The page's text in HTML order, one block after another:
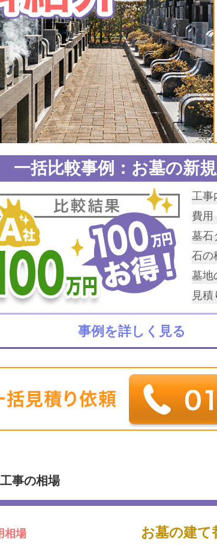
一括比較事例：お墓の新
工事
費用
墓石
石の
墓地
見積
事例を詳しく見る
事の相場
相場 お墓の建て